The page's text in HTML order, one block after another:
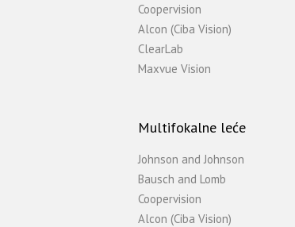
Coopervision
Alcon (Ciba Vision)
ClearLab
Maxvue Vision
Multifokalne leće
Johnson and Johnson
Bausch and Lomb
Coopervision
Alcon (Ciba Vision)